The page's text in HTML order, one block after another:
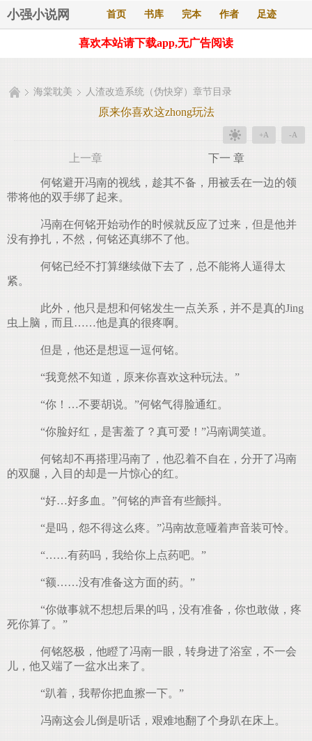
小强小说网 首页 书库 完本 作者 足迹
喜欢本站请下载app,无广告阅读
海棠耽美 人渣改造系统（伪快穿）章节目录
原来你喜欢这zhong玩法
+A -A
上一章 下一 章
何铭避开冯南的视线，趁其不备，用被丢在一边的领
带将他的双手绑了起来。
冯南在何铭开始动作的时候就反应了过来，但是他并
没有挣扎，不然，何铭还真绑不了他。
何铭已经不打算继续做下去了，总不能将人逼得太
紧。
此外，他只是想和何铭发生一点关系，并不是真的Jing
虫上脑，而且……他是真的很疼啊。
但是，他还是想逗一逗何铭。
“我竟然不知道，原来你喜欢这种玩法。”
“你！…不要胡说。”何铭气得脸通红。
“你脸好红，是害羞了？真可爱！”冯南调笑道。
何铭却不再搭理冯南了，他忍着不自在，分开了冯南
的双腿，入目的却是一片惊心的红。
“好…好多血。”何铭的声音有些颤抖。
“是吗，怨不得这么疼。”冯南故意哑着声音装可怜。
“……有药吗，我给你上点药吧。”
“额……没有准备这方面的药。”
“你做事就不想想后果的吗，没有准备，你也敢做，疼
死你算了。”
何铭怒极，他瞪了冯南一眼，转身进了浴室，不一会
儿，他又端了一盆水出来了。
“趴着，我帮你把血擦一下。”
冯南这会儿倒是听话，艰难地翻了个身趴在床上。